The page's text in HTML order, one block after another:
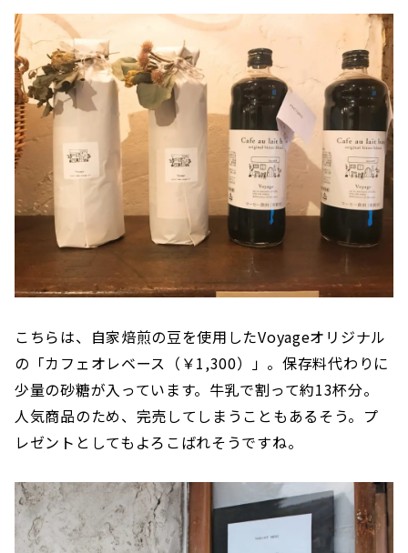
こちらは、自家焙煎の豆を使用したVoyageオリジナル
の「カフェオレベース（￥1,300）」。保存料代わりに
少量の砂糖が入っています。牛乳で割って約13杯分。
人気商品のため、完売してしまうこともあるそう。プ
レゼントとしてもよろこばれそうですね。